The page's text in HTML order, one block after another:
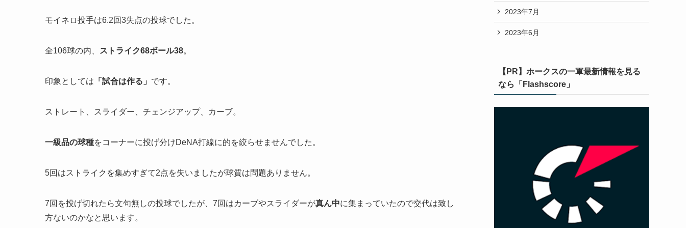
モイネロ投手は6.2回3失点の投球でした。
全106球の内、 ストライク68ボール38。
印象としては 「 試合は作る」 です。
ストレート、スライダー、チェンジアップ、カーブ。
一級品の球種をコーナーに投げ分けDeNA打線に的を絞らせませんでした。
5回はストライクを集めすぎて2点を失いましたが球質は問題ありません。
7回を投げ切れたら文句無しの投球でしたが、7回はカーブやスライダーが真ん中に集まっていたので交代は致し
方ないのかなと思います。
2023年7月
2023年6月
【PR】ホークスの一軍最新情報を見る
なら「Flashscore」